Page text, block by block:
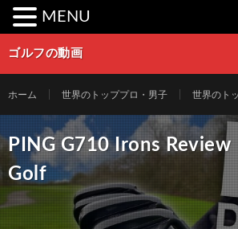
ゴルフの動画
ホーム 世界のトッププロ・男子 世界のト
PING G710 Irons Review
Golf
MENU